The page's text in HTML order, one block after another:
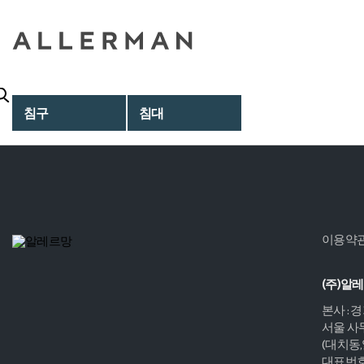
침구 침대
이용약
(주)알
본사 :
서울 사
(대치동